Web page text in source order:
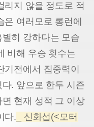
리지 않을 정도로 적
여러모로 롱런에
히 강하다는 모습
비해 우승 횟수는
전에서 집중력이
. 앞으로 한두 시즌
현재 성적 그 이상
다. _ 신화섭(<모터